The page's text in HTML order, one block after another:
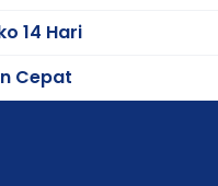
14 Hari
Cepat